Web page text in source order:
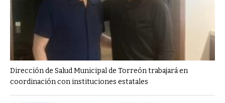
Dirección de Salud Municipal de Torreón trabajará en
coordinación con instituciones estatales